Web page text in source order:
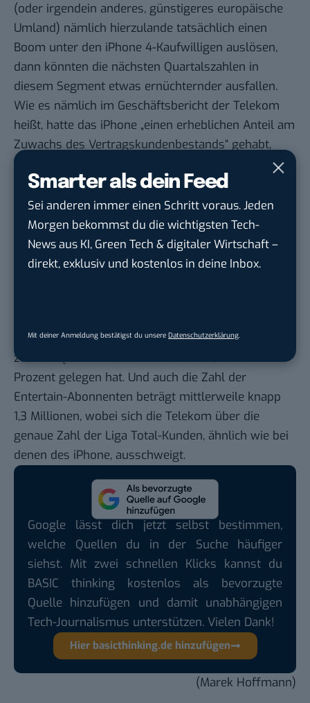
Smarter als dein Feed
Sei anderen immer einen Schritt voraus. Jeden
Morgen bekommst du die wichtigsten Tech-
News aus KI, Green Tech & digitaler Wirtschaft –
direkt, exklusiv und kostenlos in deine Inbox.
Mit deiner Anmeldung bestätigst du unsere Datenschutzerklärung.
(oder irgendein anderes, günstigeres europäische
Umland) nämlich hierzulande tatsächlich einen
Boom unter den iPhone 4-Kaufwilligen auslösen,
dann könnten die nächsten Quartalszahlen in
diesem Segment etwas ernüchternder ausfallen.
Wie es nämlich im Geschäftsbericht der Telekom
heißt, hatte das iPhone „einen erheblichen Anteil am
Zuwachs des Vertragskundenbestands“ gehabt,
ohne dass der Konzern genau Zahlen nennen
würde.
Wie Elvis sich durchgehend bis zu seinem Tod auf
seine Stimme verlassen konnte, so kann dies die
Telekom offenbar auf den Breitband-Bereich. Der
Breitbandmarktanteil im Festnetz kann seit
Millionen, wobei der Neukundenmarktanteil im
zweiten Quartal des laufenden Jahres bei 52
Prozent gelegen hat. Und auch die Zahl der
Entertain-Abonnenten beträgt mittlerweile knapp
1,3 Millionen, wobei sich die Telekom über die
genaue Zahl der Liga Total-Kunden, ähnlich wie bei
denen des iPhone, ausschweigt.
Google lässt dich jetzt selbst bestimmen,
welche Quellen du in der Suche häufiger
siehst. Mit zwei schnellen Klicks kannst du
BASIC thinking kostenlos als bevorzugte
Quelle hinzufügen und damit unabhängigen
Tech-Journalismus unterstützen. Vielen Dank!
Hier basicthinking.de hinzufügen
(Marek Hoffmann)